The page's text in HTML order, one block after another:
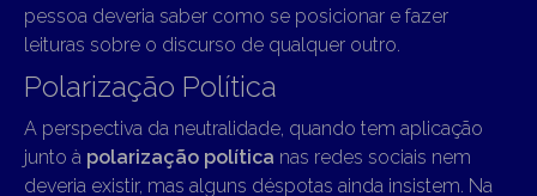
pessoa deveria saber como se posicionar e fazer
leituras sobre o discurso de qualquer outro.
Polarização Política
A perspectiva da neutralidade, quando tem aplicação
junto à polarização política nas redes sociais nem
deveria existir, mas alguns déspotas ainda insistem. Na